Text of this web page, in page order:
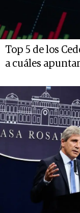
Top 5 de los
a cuáles